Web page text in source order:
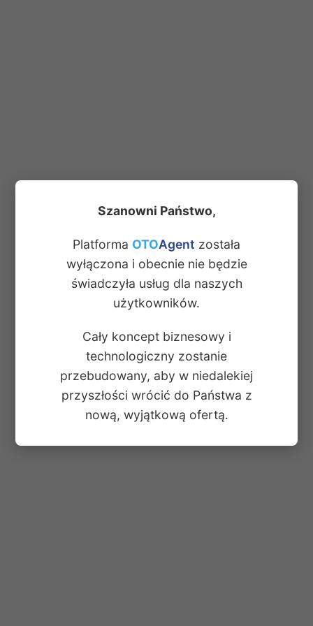
Szanowni Państwo,
Platforma OTOAgent została
wyłączona i obecnie nie będzie
świadczyła usług dla naszych
użytkowników.
Cały koncept biznesowy i
technologiczny zostanie
przebudowany, aby w niedalekiej
przyszłości wrócić do Państwa z
nową, wyjątkową ofertą.